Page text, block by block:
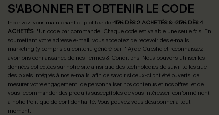
S'ABONNER ET OBTENIR LE CODE
Inscrivez-vous maintenant et profitez de -15% DÈS 2 ACHETÉS & -25% DÈS 4
ACHETÉS! *Un code par commande. Chaque code est valable une seule fois. En
soumettant votre adresse e-mail, vous acceptez de recevoir des e-mails
marketing (y compris du contenu généré par l'IA) de Cupshe et reconnaissez
avoir pris connaissance de nosTermes & Conditions. Nous pouvons utiliser les
données collectées sur notre site ainsi que des technologies de suivi, telles que
des pixels intégrés à nos e-mails, afin de savoir si ceux-ci ont été ouverts, de
mesurer votre engagement, de personnaliser nos contenus et nos offres, et de
vous recommander des produits susceptibles de vous intéresser, conformément
à notre Politique de confidentialité. Vous pouvez vous désabonner à tout
moment.